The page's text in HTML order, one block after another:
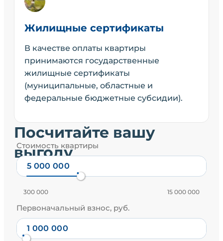
Жилищные сертификаты
В качестве оплаты квартиры
принимаются государственные
жилищные сертификаты
(муниципальные, областные и
федеральные бюджетные субсидии).
Посчитайте вашу
выгоду
Стоимость квартиры
300 000 15 000 000
Первоначальный взнос, руб.